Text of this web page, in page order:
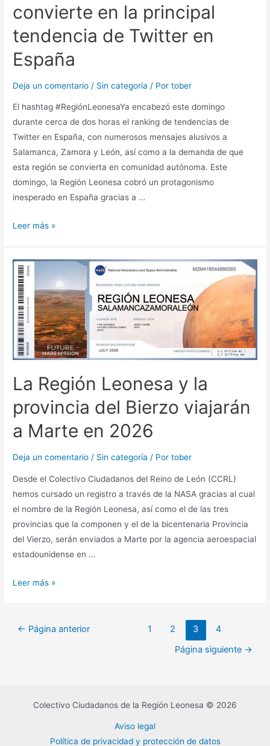
convierte en la principal
tendencia de Twitter en
España
Deja un comentario / Sin categoría / Portober
El hashtag #RegiónLeonesaYa encabezó este domingo
durante cerca de dos horas el ranking de tendencias de
Twitter en España, con numerosos mensajes alusivos a
Salamanca, Zamora y León, así como a la demanda de que
esta región se convierta en comunidad autónoma. Este
domingo, la Región Leonesa cobró un protagonismo
inesperado en España gracias a …
Leer más »
La Región Leonesa y la
provincia del Bierzo viajarán
a Marte en 2026
Deja un comentario / Sin categoría / Portober
Desde el Colectivo Ciudadanos del Reino de León (CCRL)
hemos cursado un registro a través de la NASA gracias al cual
el nombre de la Región Leonesa, así como el de las tres
provincias que la componen y el de la bicentenaria Provincia
del Vierzo, serán enviados a Marte por la agencia aeroespacial
estadounidense en …
Leer más »
← Página anterior 1 2 3
4
Página siguiente →
Colectivo Ciudadanos de la Región Leonesa © 2026
Aviso legal
Política de privacidad y protección de datos